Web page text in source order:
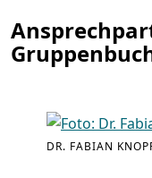
DR. FABIAN